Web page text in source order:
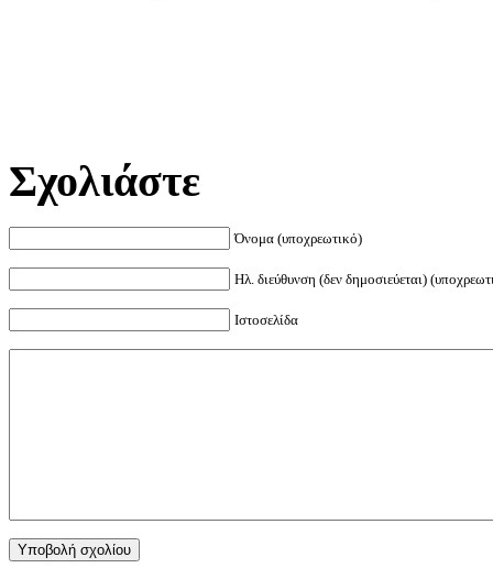
Σχολιάστε
Όνομα (υποχρεωτικό)
Ηλ. διεύθυνση (δεν δημοσιεύεται)
Ιστοσελίδα